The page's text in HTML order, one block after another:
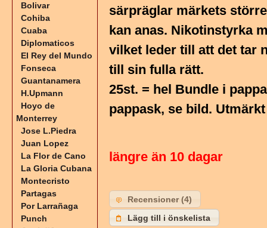
särpräglar märkets
kan anas. Nikotinstyrka
vilket leder till att det tar
till sin fulla rätt.
25st. = hel Bundle i
pappask, se bild.
längre än 10 dagar
Recensioner (4)
Lägg till i önskelista
Bolivar
Cohiba
Cuaba
Diplomaticos
El Rey del Mundo
Fonseca
Guantanamera
H.Upmann
Hoyo de
Monterrey
Jose L.Piedra
Juan Lopez
La Flor de Cano
La Gloria Cubana
Montecristo
Partagas
Por Larrañaga
Punch